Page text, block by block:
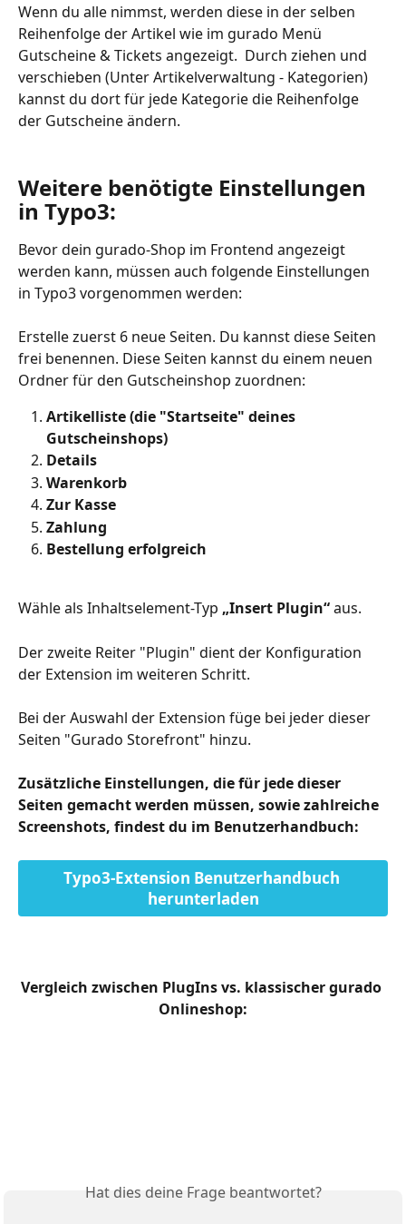
Wenn du alle nimmst, werden diese in der selben
Reihenfolge der Artikel wie im gurado Menü
Gutscheine & Tickets angezeigt.  Durch ziehen und
verschieben (Unter Artikelverwaltung - Kategorien)
kannst du dort für jede Kategorie die Reihenfolge
der Gutscheine ändern.
Weitere benötigte Einstellungen
in Typo3:
Bevor dein gurado-Shop im Frontend angezeigt
werden kann, müssen auch folgende Einstellungen
in Typo3 vorgenommen werden:
Erstelle zuerst 6 neue Seiten. Du kannst diese Seiten
frei benennen. Diese Seiten kannst du einem neuen
Ordner für den Gutscheinshop zuordnen:
Artikelliste (die "Startseite" deines
Gutscheinshops)
Details
Warenkorb
Zur Kasse
Zahlung
Bestellung erfolgreich
Wähle als Inhaltselement-Typ „Insert Plugin“ aus.
Der zweite Reiter "Plugin" dient der Konfiguration
der Extension im weiteren Schritt.
Bei der Auswahl der Extension füge bei jeder dieser
Seiten "Gurado Storefront" hinzu.
Zusätzliche Einstellungen, die für jede dieser
Seiten gemacht werden müssen, sowie zahlreiche
Screenshots, findest du im Benutzerhandbuch:
Typo3-Extension Benutzerhandbuch
herunterladen
Vergleich zwischen PlugIns vs. klassischer gurado
Onlineshop:
Hat dies deine Frage beantwortet?